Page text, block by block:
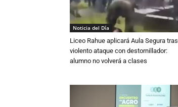
Noticia del Día
Liceo Rahue aplicará Aula Segura tras
violento ataque con destornillador:
alumno no volverá a clases